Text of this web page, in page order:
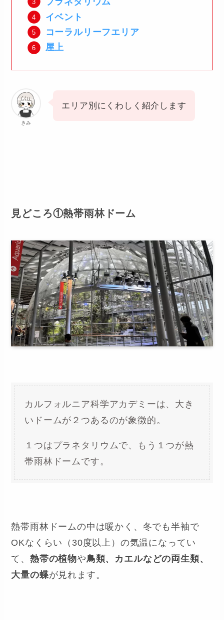
イベント
コーラルリーフエリア
屋上
きみ
エリア別にくわしく紹介します
見どころ①熱帯雨林ドーム
カルフォルニア科学アカデミーは、大き
いドームが２つあるのが象徴的。
１つはプラネタリウムで、もう１つが熱
帯雨林ドームです。
熱帯雨林ドームの中は暖かく、冬でも半袖で
OKなくらい（30度以上）の気温になってい
て、熱帯の植物や鳥類、カエルなどの両生類、
大量の蝶が見れます。